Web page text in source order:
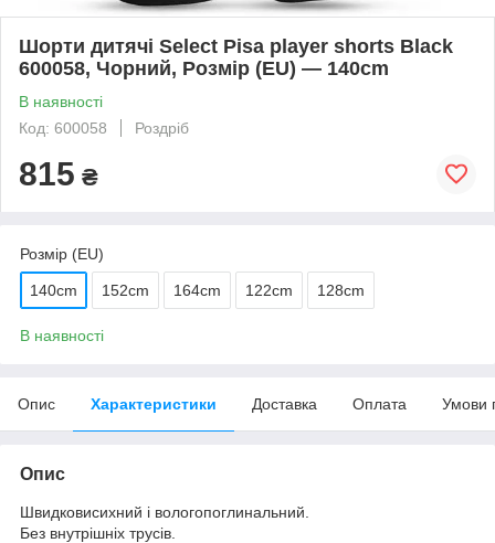
Шорти дитячі Select Pisa player shorts Black
600058, Чорний, Розмір (EU) — 140cm
В наявності
Код: 600058
Роздріб
815 ₴
Розмір (EU)
140cm 152cm 164cm 122cm 128cm
В наявності
Опис Характеристики Доставка Оплата Умови
Опис
Швидковисихний і вологопоглинальний.
Без внутрішніх трусів.